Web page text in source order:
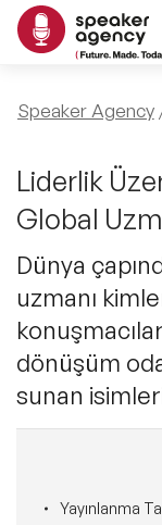
Yerel
Global
Exclusive
Tüm
KONULAR
Öne Çıkan
Exclusive
Ünlü
İlham Veren
ÇÖZÜMLER
Keynote &
Master
Akış
Deneyim
INFLUENCER
HAKKIMIZDA
Ne Sunarız?
İLETİŞİM
Speaker Agency
Liderlik
Global
Dünya
uzmanı
dönüşüm
sunan
Yayınlanma